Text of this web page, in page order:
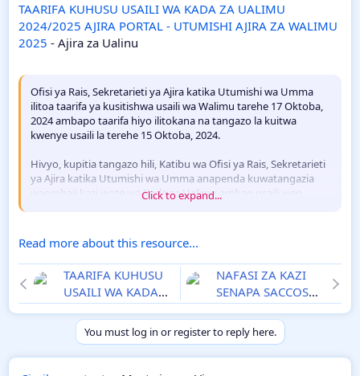
TAARIFA KUHUSU USAILI WA KADA ZA UALIMU
2024/2025 AJIRA PORTAL - UTUMISHI AJIRA ZA WALIMU
2025 - Ajira za Ualinu
Ofisi ya Rais, Sekretarieti ya Ajira katika Utumishi wa Umma
ilitoa taarifa ya kusitishwa usaili wa Walimu tarehe 17 Oktoba,
2024 ambapo taarifa hiyo ilitokana na tangazo la kuitwa
kwenye usaili la terehe 15 Oktoba, 2024.
Hivyo, kupitia tangazo hili, Katibu wa Ofisi ya Rais, Sekretarieti
ya Ajira katika Utumishi wa Umma anapenda kuwatangazia
waombaji kazi wote wa Kada za Ualimu ambao usaili wao
Click to expand...
Read more about this resource...
TAARIFA KUHUSU
USAILI WA KADA
ZA UALIMU
2024/2025 AJIRA
PORTAL -
UTUMISHI AJIRA
NAFASI ZA KAZI
SENAPA SACCOS
LTD JANUARI 2025
You must log in or register to reply here.